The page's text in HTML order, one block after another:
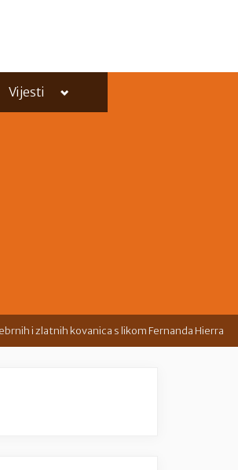
Vijesti
Toggle
menu
i zlatnih kovanica s likom Fernanda Hierra